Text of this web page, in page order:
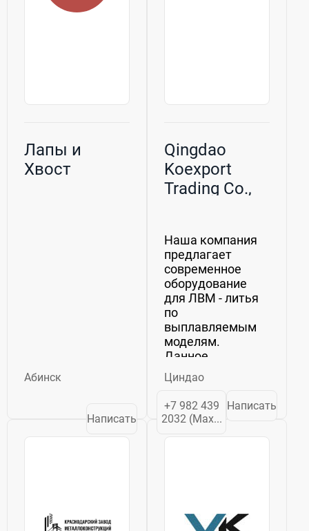
Лапы и
Хвост
Абинск
Написать
Qingdao
Koexport
Trading Co.,
Наша компания
предлагает
современное
оборудование
для ЛВМ - литья
по
выплавляемым
моделям.
Данное
оборудование
применяется для
производства
отливок
небольшого и
среднего
высокого
Циндао
+7 982 439
2032 (Max...
Написать